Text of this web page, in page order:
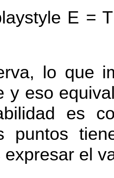
E =
lo que
y eso
es
puntos
expresar el